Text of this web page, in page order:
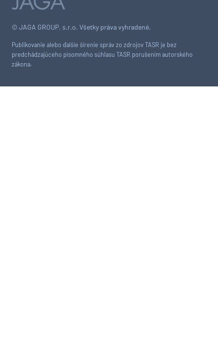
© JAGA GROUP, s.r.o. Všetky práva vyhradené.
Publikovanie alebo ďalšie šírenie správ zo zdrojov TASR je bez
predchádzajúceho písomného súhlasu TASR porušením autorského
zákona.